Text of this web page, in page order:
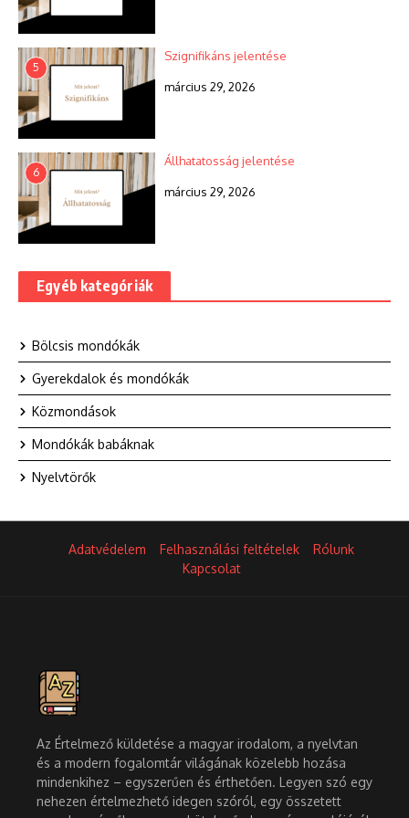
5
Szignifikáns jelentése
március 29, 2026
6
Állhatatosság jelentése
március 29, 2026
Egyéb kategóriák
Bölcsis mondókák
Gyerekdalok és mondókák
Közmondások
Mondókák babáknak
Nyelvtörők
Adatvédelem Felhasználási feltételek
Rólunk
Kapcsolat
Az Értelmező küldetése a magyar irodalom, a nyelvtan
és a modern fogalomtár világának közelebb hozása
mindenkihez – egyszerűen és érthetően. Legyen szó egy
nehezen értelmezhető idegen szóról, egy összetett